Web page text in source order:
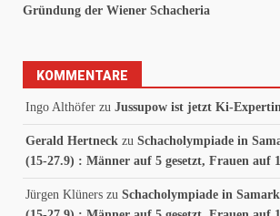
Gründung der Wiener Schacheria
KOMMENTARE
Ingo Althöfer zu Jussupow ist jetzt Ki-
Gerald Hertneck zu Schacholympiade in
(15-27.9) : Männer auf 5 gesetzt, Frauen auf
Jürgen Klüners zu Schacholympiade in